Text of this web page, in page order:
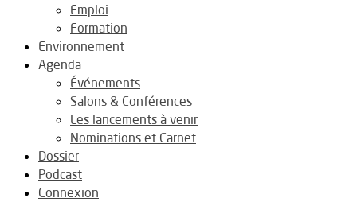
Emploi
Formation
Environnement
Agenda
Événements
Salons & Conférences
Les lancements à venir
Nominations et Carnet
Dossier
Podcast
Connexion